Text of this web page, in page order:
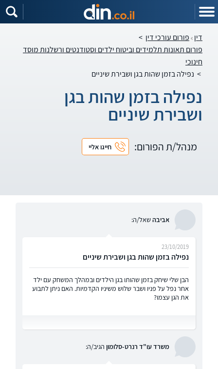
דין פורום עורכי דין >
פורום תאונות תלמידים וביטוח ילדים וסטודנטים ורשלנות מוסד
חינוכי
> נפילה בזמן שהות בגן ושבירת שיניים
נפילה בזמן שהות בגן
ושבירת שיניים
מנהל/ת הפורום: חייגו אליי
אביבהשאל/ה:
נפילה בזמן שהות בגן ושבירת שיניים
23/10/2019
הבן שלי שיחק בזמן שהותו בגן הילדים ובמהלך המשחק עם ילד
אחר נפל על פניו ושבר שלוש משיניו הקדמיות. האם ניתן לתבוע
את הגן עצמו?
משרד עו"ד רנרט-סלומון הגיב/ה: